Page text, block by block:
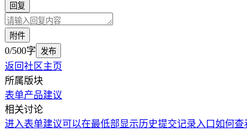
回复
附件
0/500字 发布
返回社区主页
所属版块
表单产品建议
相关讨论
进入表单建议可以在最低部显示历史提交记录入口如何查